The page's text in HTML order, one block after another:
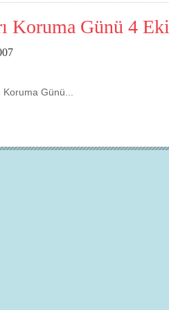
Koruma Günü 4
Koruma Günü...